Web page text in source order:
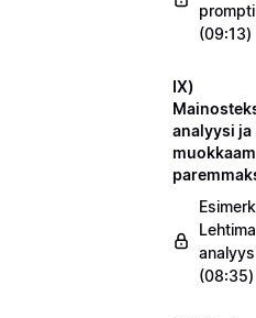
prompti
(09:13)
IX)
analyysi ja
(08:35)